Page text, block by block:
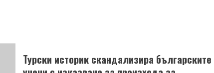
Турски историк скандализира българските